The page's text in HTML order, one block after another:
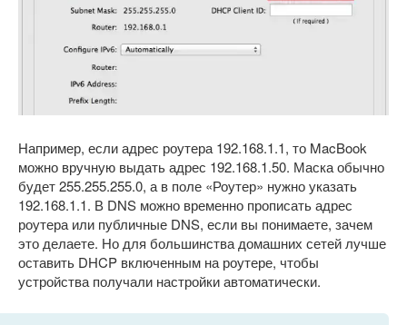
Например, если адрес роутера 192.168.1.1, то MacBook
можно вручную выдать адрес 192.168.1.50. Маска обычно
будет 255.255.255.0, а в поле «Роутер» нужно указать
192.168.1.1. В DNS можно временно прописать адрес
роутера или публичные DNS, если вы понимаете, зачем
это делаете. Но для большинства домашних сетей лучше
оставить DHCP включенным на роутере, чтобы
устройства получали настройки автоматически.